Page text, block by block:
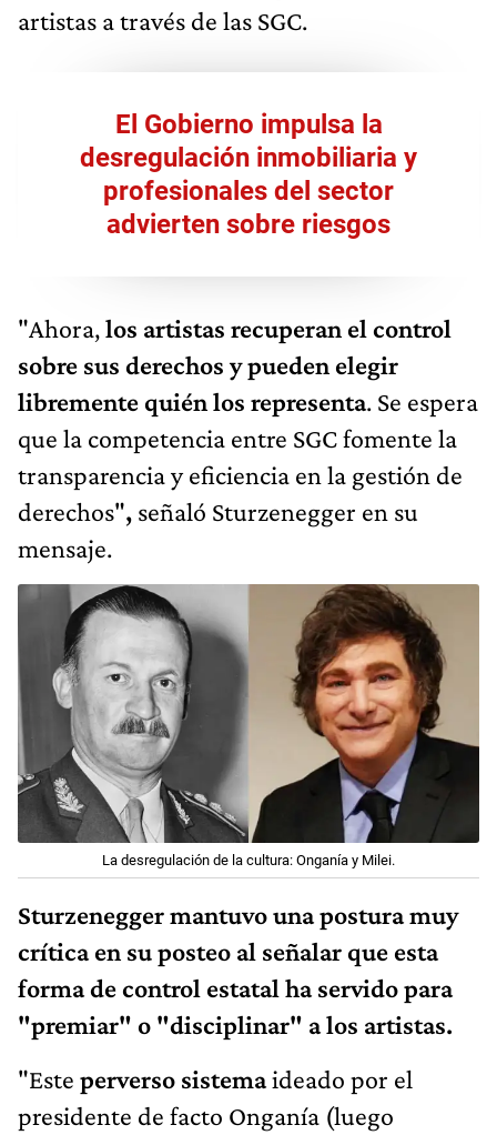
artistas a través de las SGC.
El Gobierno impulsa la
desregulación inmobiliaria y
profesionales del sector
advierten sobre riesgos
"Ahora,los artistas recuperan el control
sobre sus derechos y pueden elegir
libremente quién los representa. Se espera
que la competencia entre SGC fomente la
transparencia y eficiencia en la gestión de
derechos", señaló Sturzenegger en su
mensaje.
La desregulación de la cultura: Onganía y Milei.
Sturzenegger mantuvo una postura muy
crítica en su posteo al señalar que esta
forma de control estatal ha servido para
"premiar" o "disciplinar" a los artistas.
"Este perverso sistemaideado por el
presidente de facto Onganía (luego